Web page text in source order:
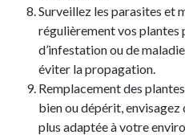
Surveillez les parasites et
régulièrement vos
d’infestation ou de
éviter la propagation.
Remplacement des
bien ou dépérit,
plus adaptée à votre